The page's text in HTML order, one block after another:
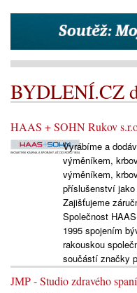
BYDLENÍ.CZ
HAAS + SOHN Rukov
Vyrábíme a
výměníkem,
výměníkem,
příslušenství
Zajišťujeme
Společnost
1995 spojením
rakouskou
součástí značky
JMP - Studio zdravého